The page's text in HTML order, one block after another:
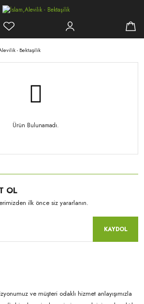
- Bektaşilik
Ürün Bulunamadı.
OL
ilk önce siz yararlanın.
KAYDOL
ve müşteri odaklı hizmet anlayışımızla